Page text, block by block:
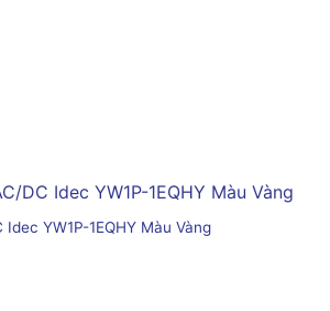
YW1P-1EQHY Màu Vàng